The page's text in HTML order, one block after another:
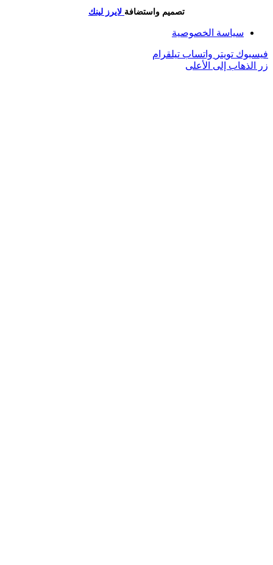
تصميم واستضافة لايرز لينك
سياسة الخصوصية
فيسبوك تويتر واتساب تيلقرام
زر الذهاب إلى الأعلى